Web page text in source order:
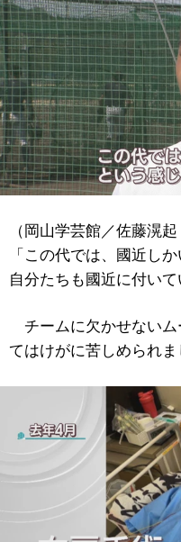
（岡山学芸館／佐藤滉起
「この代では、國近し
自分たちも國近に付いて
チームに欠かせないム
てはけがに苦しめられま